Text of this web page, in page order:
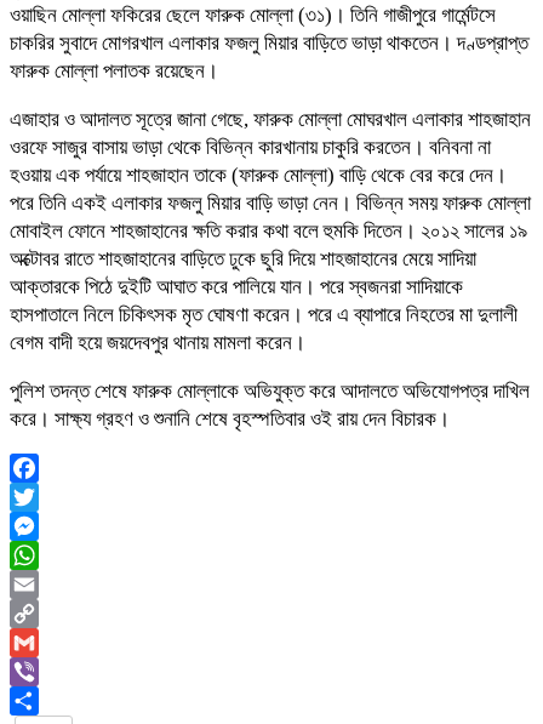
ওয়াছিন মোল্লা ফকিরের ছেলে ফারুক মোল্লা (৩১)। তিনি গাজীপুরে গার্মেন্টসে
চাকরির সুবাদে মোগরখাল এলাকার ফজলু মিয়ার বাড়িতে ভাড়া থাকতেন। দণ্ডপ্রাপ্ত
ফারুক মোল্লা পলাতক রয়েছেন।
এজাহার ও আদালত সূত্রে জানা গেছে, ফারুক মোল্লা মোঘরখাল এলাকার শাহজাহান
ওরফে সাজুর বাসায় ভাড়া থেকে বিভিন্ন কারখানায় চাকুরি করতেন। বনিবনা না
হওয়ায় এক পর্যায়ে শাহজাহান তাকে (ফারুক মোল্লা) বাড়ি থেকে বের করে দেন।
পরে তিনি একই এলাকার ফজলু মিয়ার বাড়ি ভাড়া নেন। বিভিন্ন সময় ফারুক মোল্লা
মোবাইল ফোনে শাহজাহানের ক্ষতি করার কথা বলে হুমকি দিতেন। ২০১২ সালের ১৯
অক্টোবর রাতে শাহজাহানের বাড়িতে ঢুকে ছুরি দিয়ে শাহজাহানের মেয়ে সাদিয়া
আক্তারকে পিঠে দুইটি আঘাত করে পালিয়ে যান। পরে স্বজনরা সাদিয়াকে
হাসপাতালে নিলে চিকিৎসক মৃত ঘোষণা করেন। পরে এ ব্যাপারে নিহতের মা দুলালী
বেগম বাদী হয়ে জয়দেবপুর থানায় মামলা করেন।
পুলিশ তদন্ত শেষে ফারুক মোল্লাকে অভিযুক্ত করে আদালতে অভিযোগপত্র দাখিল
করে। সাক্ষ্য গ্রহণ ও শুনানি শেষে বৃহস্পতিবার ওই রায় দেন বিচারক।
Facebook
Twitter
Messenger
WhatsApp
Email
Copy
Link
Gmail
Viber